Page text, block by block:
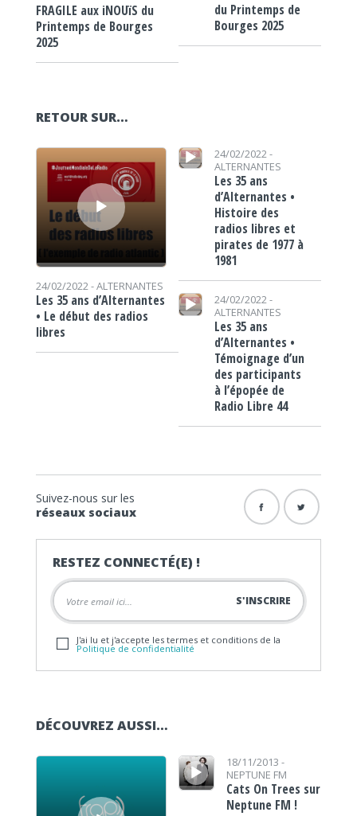
FRAGILE aux iNOUïS du
Printemps de Bourges
2025
du Printemps de
Bourges 2025
RETOUR SUR…
Lecteur audio
24/02/2022 -ALTERNANTES
Les 35 ans d’Alternantes
• Le début des radios
libres
Lecteur audio
24/02/2022 -
ALTERNANTES
Les 35 ans
d’Alternantes •
Histoire des
radios libres et
pirates de 1977 à
1981
Lecteur audio
24/02/2022 -
ALTERNANTES
Les 35 ans
d’Alternantes •
Témoignage d’un
des participants
à l’épopée de
Radio Libre 44
Suivez-nous sur les
réseaux sociaux
RESTEZ CONNECTÉ(E) !
J'ai lu et j'accepte les termes et conditions de la
Politique de confidentialité
DÉCOUVREZ AUSSI…
Lecteur audio
Lecteur audio18/11/2013 -
NEPTUNE FM
Cats On Trees sur
Neptune FM !